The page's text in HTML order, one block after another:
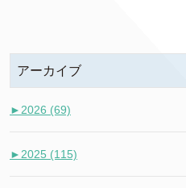
アーカイブ
► 2026 (69)
► 2025 (115)